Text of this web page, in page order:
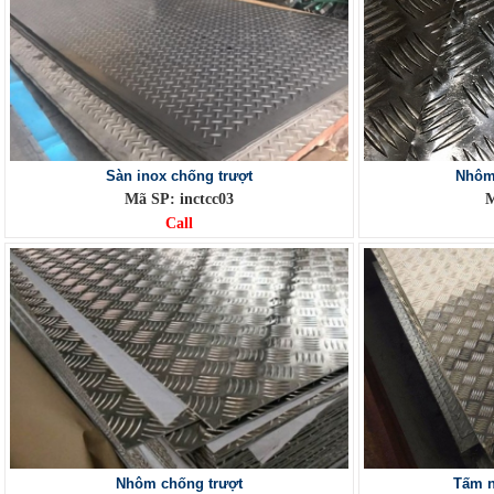
Sàn inox chống trượt
Mã SP: inctcc03
Call
Nhôm chống trượt
Tấm